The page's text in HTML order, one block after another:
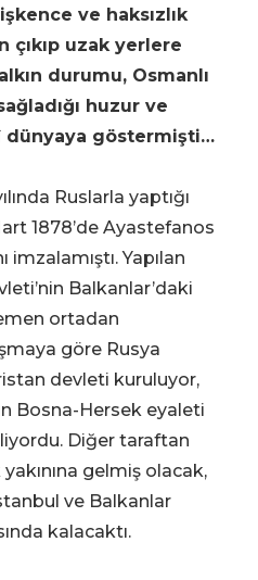
ve haksızlık
çıkıp uzak yerlere
durumu, Osmanlı
huzur ve
dünyaya göstermişti…
Ruslarla yaptığı
1878’de Ayastefanos
imzalamıştı. Yapılan
Balkanlar’daki
ortadan
göre Rusya
devleti kuruluyor,
Bosna-Hersek eyaleti
Diğer taraftan
gelmiş olacak,
ve Balkanlar
kalacaktı.